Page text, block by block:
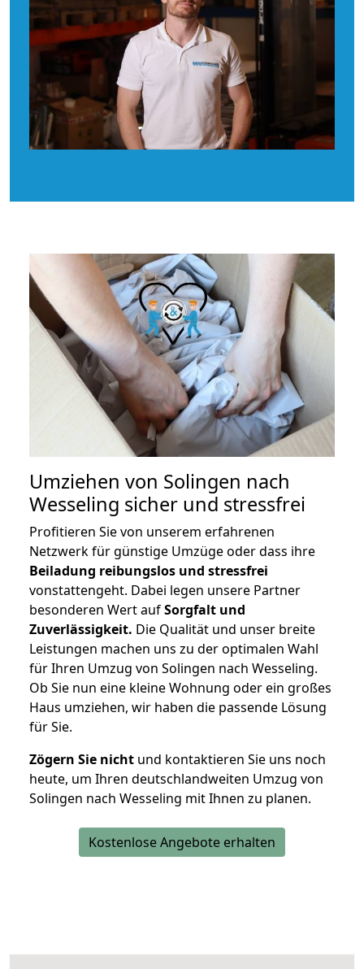
Umziehen von Solingen nach
Wesseling sicher und stressfrei
Profitieren Sie von unserem erfahrenen
Netzwerk für günstige Umzüge oder dass ihre
Beiladung reibungslos und stressfrei
vonstattengeht. Dabei legen unsere Partner
besonderen Wert aufSorgfalt und
Zuverlässigkeit. Die Qualität und unser breite
Leistungen machen uns zu der optimalen Wahl
für Ihren Umzug von Solingen nach Wesseling.
Ob Sie nun eine kleine Wohnung oder ein großes
Haus umziehen, wir haben die passende Lösung
für Sie.
Zögern Sie nicht und kontaktieren Sie uns noch
heute, um Ihren deutschlandweiten Umzug von
Solingen nach Wesseling mit Ihnen zu planen.
Kostenlose Angebote erhalten